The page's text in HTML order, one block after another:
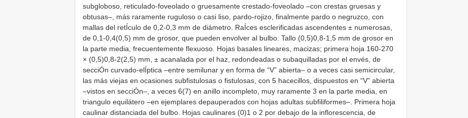
subgloboso, reticulado-foveolado o gruesamente crestado-foveolado –con crestas gruesas y
obtusas–, más raramente ruguloso o casi liso, pardo-rojizo, finalmente pardo o negruzco, con
mallas del retÍculo de 0,2-0,3 mm de diámetro. RaÍces esclerificadas ascendentes ± numerosas,
de 0,1-0,4(0,5) mm de grosor, que pueden envolver al bulbo. Tallo (0,5)0,8-1,5 mm de grosor en
la parte media, frecuentemente flexuoso. Hojas basales lineares, macizas; primera hoja 160-270
× (0,5)0,8-2(2,5) mm, ± acanalada por el haz, redondeadas o subaquilladas por el envés, de
secciÓn curvado-elÍptica –entre semilunar y en forma de “V” abierta– o a veces casi semicircular,
las más viejas en ocasiones subfistulosas o fistulosas, con 5 hacecillos, dispuestos en “V” abierta
–vistos en secciÓn–, a veces 6(7) en anillo incompleto, muy raramente 3 en la parte media, en
triangulo equilátero –en ejemplares depauperados con hojas adultas subfiliformes–. Primera hoja
caulinar distanciada del bulbo. Hojas caulinares (0)1 o 2 por debajo de la inflorescencia, de